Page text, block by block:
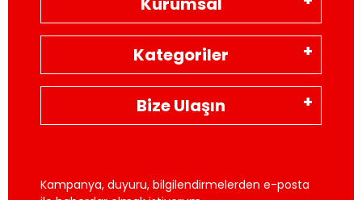
Kategoriler
Bize Ulaşın
Kampanya, duyuru, bilgilendirmelerden e-posta